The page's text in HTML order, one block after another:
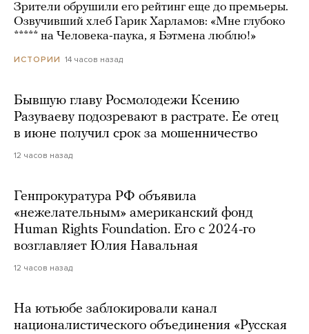
Зрители обрушили его рейтинг еще до премьеры.
Озвучивший хлеб Гарик Харламов: «Мне глубоко
***** на Человека-паука, я Бэтмена люблю!»
ИСТОРИИ 14 часов назад
Бывшую главу Росмолодежи Ксению
Разуваеву подозревают в растрате. Ее отец
в июне получил срок за мошенничество
12 часов назад
Генпрокуратура РФ объявила
«нежелательным» американский фонд
Human Rights Foundation. Его с 2024-го
возглавляет Юлия Навальная
12 часов назад
На ютьюбе заблокировали канал
националистического объединения «Русская